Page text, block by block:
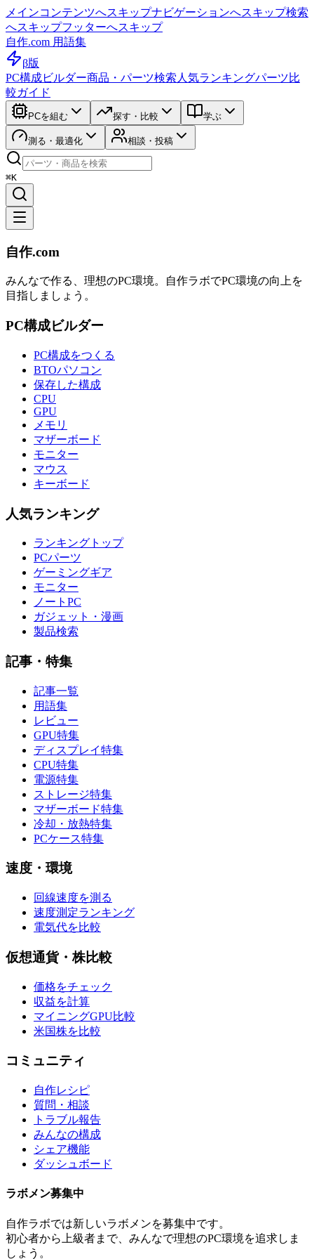
メインコンテンツへスキップナビゲーションへスキップ検索
へスキップフッターへスキップ
自作.com 用語集
β版
PC構成ビルダー商品・パーツ検索 人気ランキングパーツ比
較ガイド
PCを組む 探す・比較 学ぶ
測る・最適化 相談・投稿
⌘K
自作.com
みんなで作る、理想のPC環境。 自作ラボでPC環境の向上を
目指しましょう。
PC構成ビルダー
PC構成をつくる
BTOパソコン
保存した構成
CPU
GPU
メモリ
マザーボード
モニター
マウス
キーボード
人気ランキング
ランキングトップ
PCパーツ
ゲーミングギア
モニター
ノートPC
ガジェット・漫画
製品検索
記事・特集
記事一覧
用語集
レビュー
GPU特集
ディスプレイ特集
CPU特集
電源特集
ストレージ特集
マザーボード特集
冷却・放熱特集
PCケース特集
速度・環境
回線速度を測る
速度測定ランキング
電気代を比較
仮想通貨・株比較
価格をチェック
収益を計算
マイニングGPU比較
米国株を比較
コミュニティ
自作レシピ
質問・相談
トラブル報告
みんなの構成
シェア機能
ダッシュボード
ラボメン募集中
自作ラボでは新しいラボメンを募集中です。
初心者から上級者まで、みんなで理想のPC環境を追求しま
しょう。